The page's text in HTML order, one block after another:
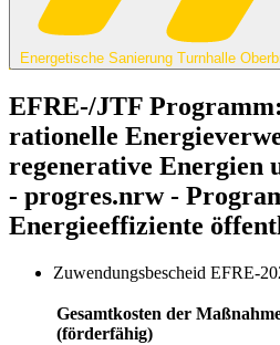
Energetische Sanierung Turnhalle
EFRE-/JTF
rationelle
regenerative Energien
- progres.nrw -
Energieeffiziente
Zuwendungsbescheid EFRE-
Gesamtkosten der
(förderfähig)